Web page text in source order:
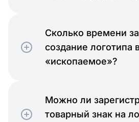
Сколько времени
создание логотипа
«ископаемое»?
Можно ли
товарный знак на